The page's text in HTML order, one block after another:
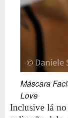
Máscara
Love
Inclusive lá